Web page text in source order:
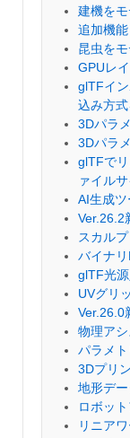
建機を
追加機能
昆虫を
GPUレ
glTFイ
込み方
3Dパラ
3Dパラ
glTFで
ァイル
AI生成ツ
Ver.26.2
スカルプ
バイナ
glTF光
UVグリ
Ver.26.0
物理ア
パラメ
3Dプリ
地形デ
ロボッ
リニア